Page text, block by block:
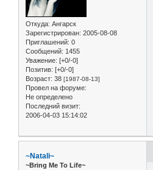
Откуда: Ангарск
Зарегистрирован: 2005-08-08
Приглашений: 0
Сообщений: 1455
Уважение: [+0/-0]
Позитив: [+0/-0]
Возраст: 38 [1987-08-13]
Провел на форуме:
Не определено
Последний визит:
2006-04-03 15:14:02
~Natali~
~Bring Me To Life~